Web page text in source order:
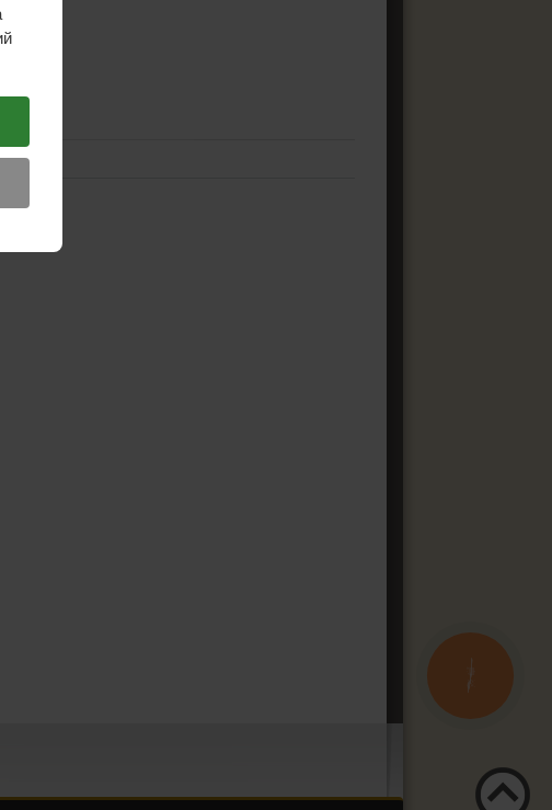
ЗВ'ЯЗКУ